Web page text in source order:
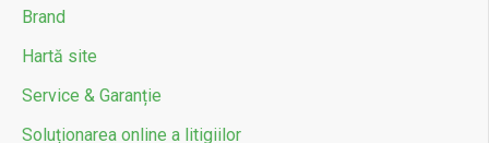
Brand
Hartă site
Service & Garanție
Soluționarea online a litigiilor